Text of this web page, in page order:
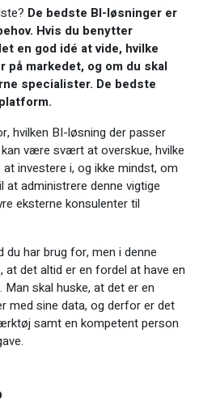
De bedste BI-løsninger er
Hvis du benytter
en god idé at vide, hvilke
markedet, og om du skal
specialister. De bedste
hvilken BI-løsning der passer
være svært at overskue, hvilke
investere i, og ikke mindst, om
administrere denne vigtige
eksterne konsulenter til
du har brug for, men i denne
at det altid er en fordel at have en
skal huske, at det er en
med sine data, og derfor er det
samt en kompetent person